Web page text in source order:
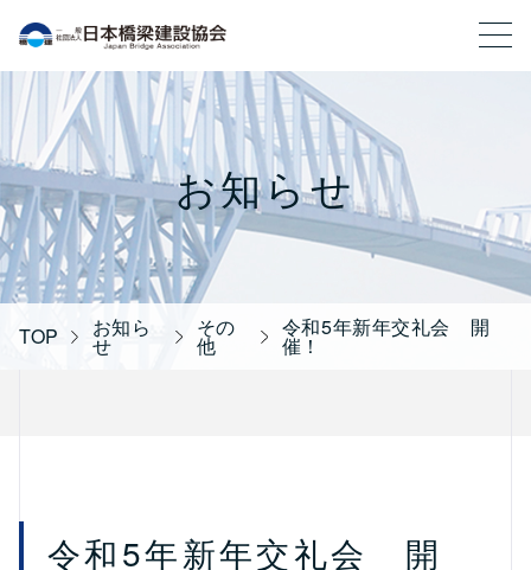
一般社団法人 日本橋梁建設協会
お知らせ
TOP お知ら
せ
その
他
令和5年新年交礼会 開
催！
令和5年新年交礼会 開